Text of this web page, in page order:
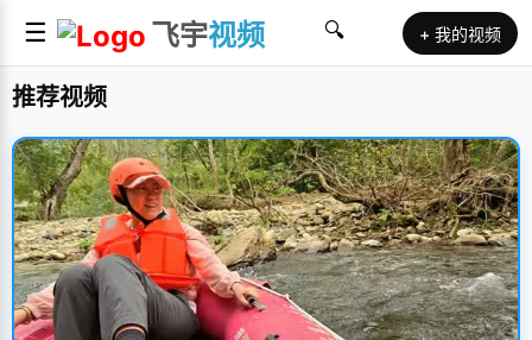
☰ 飞宇视频 🔍 + 我的视频
推荐视频